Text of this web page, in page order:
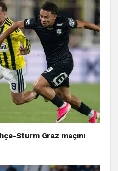
Sturm Graz maçını